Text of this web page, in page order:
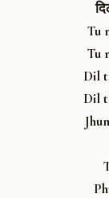
Tu
Tu
Dil
Dil